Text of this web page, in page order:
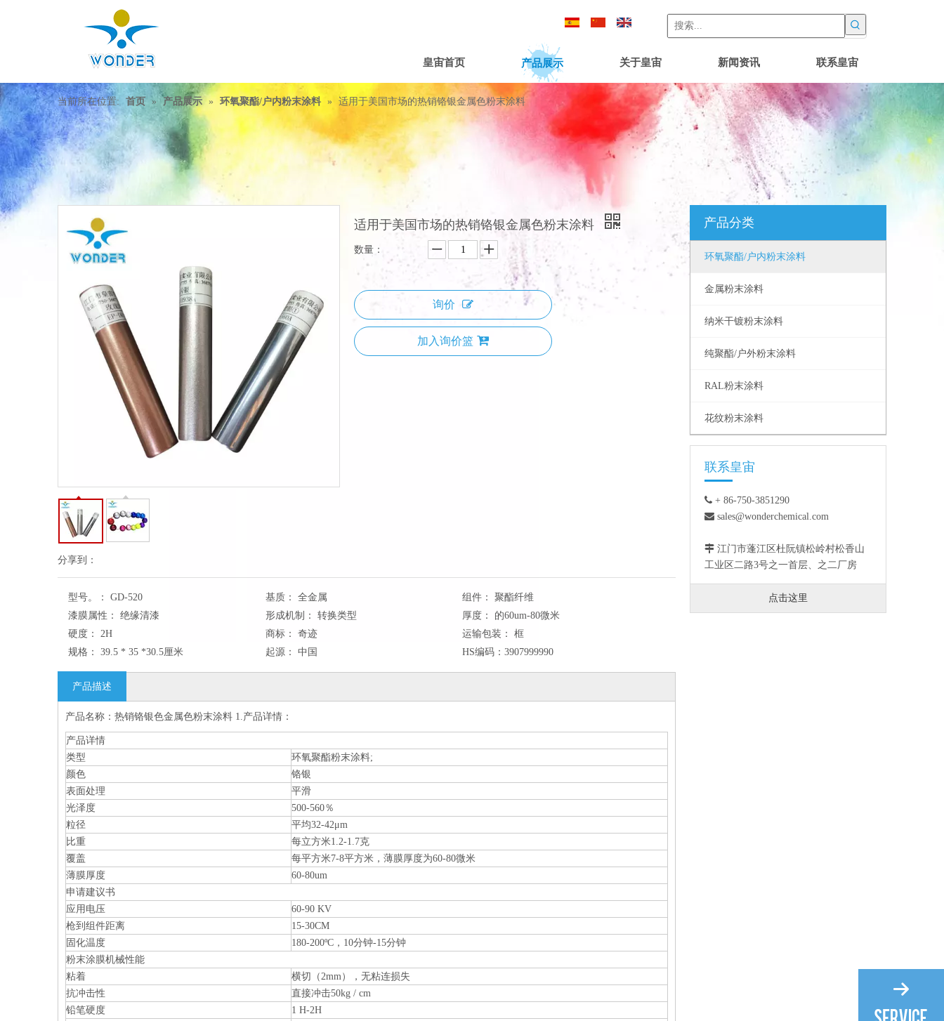
皇宙首页 产品展示 关于皇宙 新闻资讯 联系皇宙
当前所在位置: 首页 » 产品展示 » 环氧聚酯/户内粉末涂料 » 适用于美国市场的热销铬银金属色粉末涂料
分享到：
适用于美国市场的热销铬银金属色粉末涂料
数量：
询价
加入询价篮
型号。： GD-520 基质： 全金属 组件：
聚酯纤维
漆膜属性：
绝缘清漆 形成机制： 转换类型 厚度：
的60um-80微米
硬度：
2H 商标： 奇迹 运输包装：
框
规格：
39.5 * 35 *30.5厘米 起源： 中国 HS编码： 3907999990
产品描述
产品名称：热销铬银色金属色粉末涂料 1.产品详情：
产品详情
类型
环氧聚酯粉末涂料;
颜色
铬银
表面处理
平滑
光泽度
500-560％
粒径
平均32-42μm
比重
每立方米1.2-1.7克
覆盖
每平方米7-8平方米，薄膜厚度为60-80微米
薄膜厚度
60-80um
申请建议书
应用电压
60-90 KV
枪到组件距离
15-30CM
固化温度
180-200ºC，10分钟-15分钟
粉末涂膜机械性能
粘着
横切（2mm），无粘连损失
抗冲击性
直接冲击50kg / cm
铅笔硬度
1 H-2H
产品分类
环氧聚酯/户内粉末涂料
金属粉末涂料
纳米干镀粉末涂料
纯聚酯/户外粉末涂料
RAL粉末涂料
花纹粉末涂料
联系皇宙
 + 86-750-3851290
 sales@wonderchemical.com
 江门市蓬江区杜阮镇松岭村松香山
工业区二路3号之一首层、之二厂房
点击这里